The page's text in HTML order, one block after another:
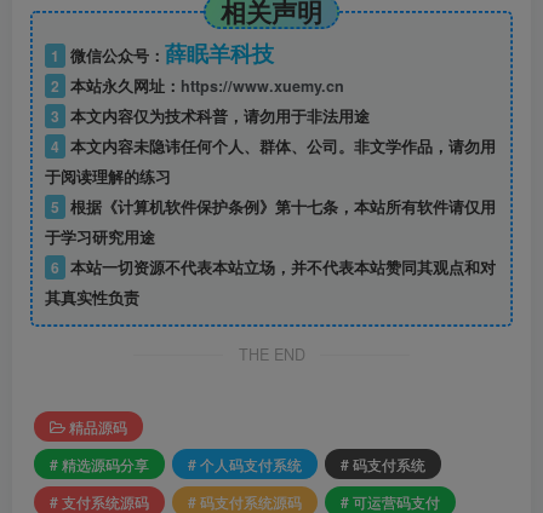
相关声明
1 微信公众号： 薛眠羊科技
2 本站永久网址： https://www.xuemy.cn
3 本文内容仅为技术科普，请勿用于非法用途
4 本文内容未隐讳任何个人、群体、公司。非文学作品，请勿用
于阅读理解的练习
5 根据《计算机软件保护条例》第十七条，本站所有软件请仅用
于学习研究用途
6 本站一切资源不代表本站立场，并不代表本站赞同其观点和对
其真实性负责
THE END
精品源码
# 精选源码分享
# 个人码支付系统
# 码支付系统
# 支付系统源码
# 码支付系统源码
# 可运营码支付